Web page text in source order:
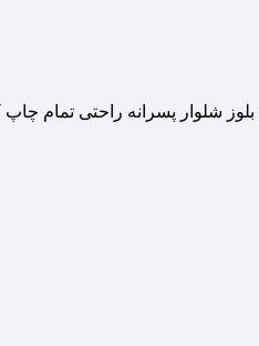
بلوز شلوار پسرانه راحتی تمام چاپ کد